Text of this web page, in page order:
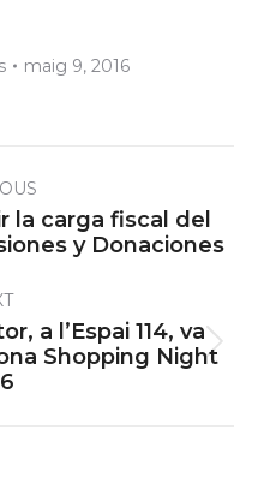
maig 9, 2016
la carga fiscal del
y Donaciones
a l’Espai 114, va
Shopping Night